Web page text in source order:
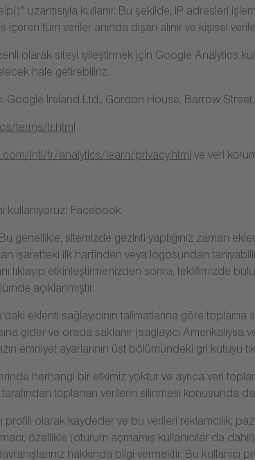
uzantısıyla kullanır. Bu şekilde, IP adresleri
tüm veriler anında dışarı alınır ve kişisel
olarak siteyi iyileştirmek için Google Analytics
hale getirebiliriz.
Ireland Ltd., Gordon House, Barrow Street,
terms/tr.html
intl/tr/analytics/learn/privacy.html ve veri
kullanıyoruz: Facebook.
genellikle, sitemizde gezinti yaptığınız zaman
işaretteki ilk harfinden veya logosundan
tıklayıp etkinleştirmenizden sonra, teklifimizde
açıklanmıştır.
eklenti sağlayıcının talimatlarına göre
gider ve orada saklanır (sağlayıcı Amerikalıysa
emniyet ayarlarının üst bölümündeki gri
herhangi bir etkimiz yoktur ve ayrıca veri
tarafından toplanan verilerin silinmesi konusunda
profili olarak kaydeder ve bu verileri reklamcılık,
özellikle (oturum açmamış kullanıcılar da
hakkında bilgi vermektir. Bu kullanıcı